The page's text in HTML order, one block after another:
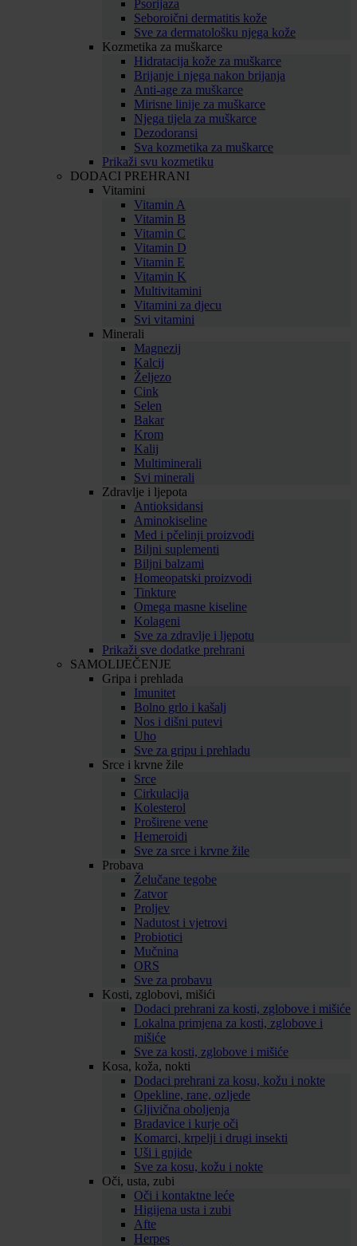
Psorijaza
Seboroični dermatitis kože
Sve za dermatološku njega kože
Kozmetika za muškarce
Hidratacija kože za muškarce
Brijanje i njega nakon brijanja
Anti-age za muškarce
Mirisne linije za muškarce
Njega tijela za muškarce
Dezodoransi
Sva kozmetika za muškarce
Prikaži svu kozmetiku
DODACI PREHRANI
Vitamini
Vitamin A
Vitamin B
Vitamin C
Vitamin D
Vitamin E
Vitamin K
Multivitamini
Vitamini za djecu
Svi vitamini
Minerali
Magnezij
Kalcij
Željezo
Cink
Selen
Bakar
Krom
Kalij
Multiminerali
Svi minerali
Zdravlje i ljepota
Antioksidansi
Aminokiseline
Med i pčelinji proizvodi
Biljni suplementi
Biljni balzami
Homeopatski proizvodi
Tinkture
Omega masne kiseline
Kolageni
Sve za zdravlje i ljepotu
Prikaži sve dodatke prehrani
SAMOLIJEČENJE
Gripa i prehlada
Imunitet
Bolno grlo i kašalj
Nos i dišni putevi
Uho
Sve za gripu i prehladu
Srce i krvne žile
Srce
Cirkulacija
Kolesterol
Proširene vene
Hemeroidi
Sve za srce i krvne žile
Probava
Želučane tegobe
Zatvor
Proljev
Nadutost i vjetrovi
Probiotici
Mučnina
ORS
Sve za probavu
Kosti, zglobovi, mišići
Dodaci prehrani za kosti, zglobove i mišiće
Lokalna primjena za kosti, zglobove i
mišiće
Sve za kosti, zglobove i mišiće
Kosa, koža, nokti
Dodaci prehrani za kosu, kožu i nokte
Opekline, rane, ozljede
Gljivična oboljenja
Bradavice i kurje oči
Komarci, krpelji i drugi insekti
Uši i gnjide
Sve za kosu, kožu i nokte
Oči, usta, zubi
Oči i kontaktne leće
Higijena usta i zubi
Afte
Herpes